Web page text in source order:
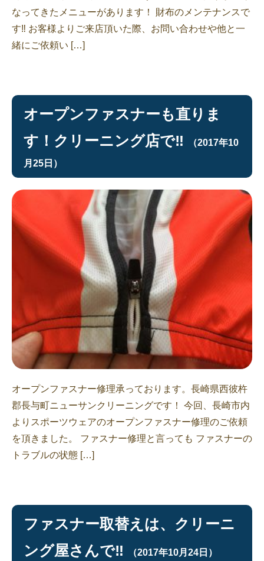
なってきたメニューがあります！ 財布のメンテナンスで
す‼︎ お客様よりご来店頂いた際、お問い合わせや他と一
緒にご依頼い […]
オープンファスナーも直りま
す！クリーニング店で‼︎
（2017年10
月25日）
オープンファスナー修理承っております。長崎県西彼杵
郡長与町ニューサンクリーニングです！ 今回、長崎市内
よりスポーツウェアのオープンファスナー修理のご依頼
を頂きました。 ファスナー修理と言っても ファスナーの
トラブルの状態 […]
ファスナー取替えは、クリーニ
ング屋さんで‼︎
（2017年10月24日）